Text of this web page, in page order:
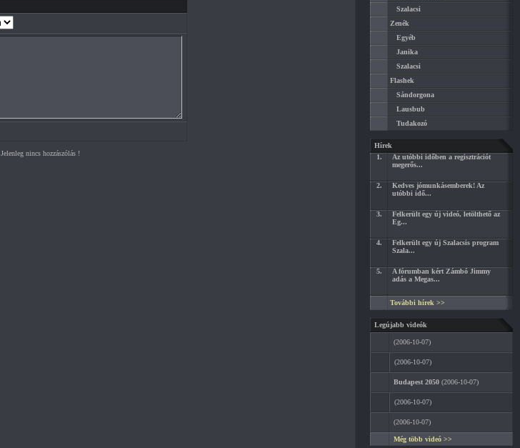
Jelenleg nincs hozzászólás !
Szalacsi
Zenék
Egyéb
Janika
Szalacsi
Flashek
Sándorgona
Lausbub
Tudakozó
Hírek
1.
Az utóbbi időben a regisztrációt
megerős...
2.
Kedves jómunkásemberek! Az
utóbbi idő...
3.
Felkerült egy új videó, letölthető az
Eg...
4.
Felkerült egy új Szalacsis program
Szala...
5.
A fórumban kért Zámbó Jimmy
adás a Megas...
További hírek >>
Legújabb videók
(2006-10-07)
(2006-10-07)
Budapest 2050 (2006-10-07)
(2006-10-07)
(2006-10-07)
Még több videó >>